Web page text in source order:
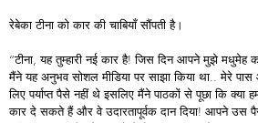
रेबेका टीना को कार की चाबियाँ सौंपती है।
“टीना, यह तुम्हारी नई कार है! जिस दिन आपने मुझे मधुमेह
मैंने यह अनुभव सोशल मीडिया पर साझा किया था.. मेरे
लिए पर्याप्त पैसे नहीं थे इसलिए मैंने पाठकों से पूछा कि
कार दे सकते हैं और वे उदारतापूर्वक दान दिया! आपने